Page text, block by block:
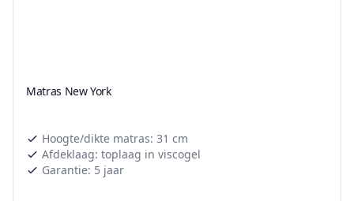
Matras New York
Hoogte/dikte matras: 31 cm
Afdeklaag: toplaag in viscogel
Garantie: 5 jaar